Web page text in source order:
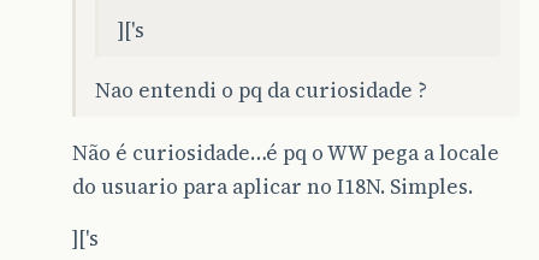
]['s
Nao entendi o pq da curiosidade ?
Não é curiosidade…é pq o WW pega a locale
do usuario para aplicar no I18N. Simples.
]['s